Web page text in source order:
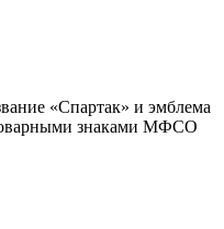
«Спартак» и эмблема
знаками МФСО